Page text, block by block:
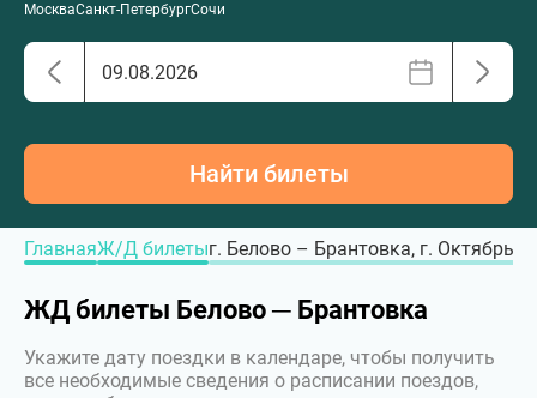
МоскваСанкт-ПетербургСочи
Найти билеты
ГлавнаяЖ/Д билетыг. Белово – Брантовка, г.
ЖД билеты Белово ─ Брантовка
Укажите дату поездки в календаре, чтобы получить
все необходимые сведения о расписании поездов,